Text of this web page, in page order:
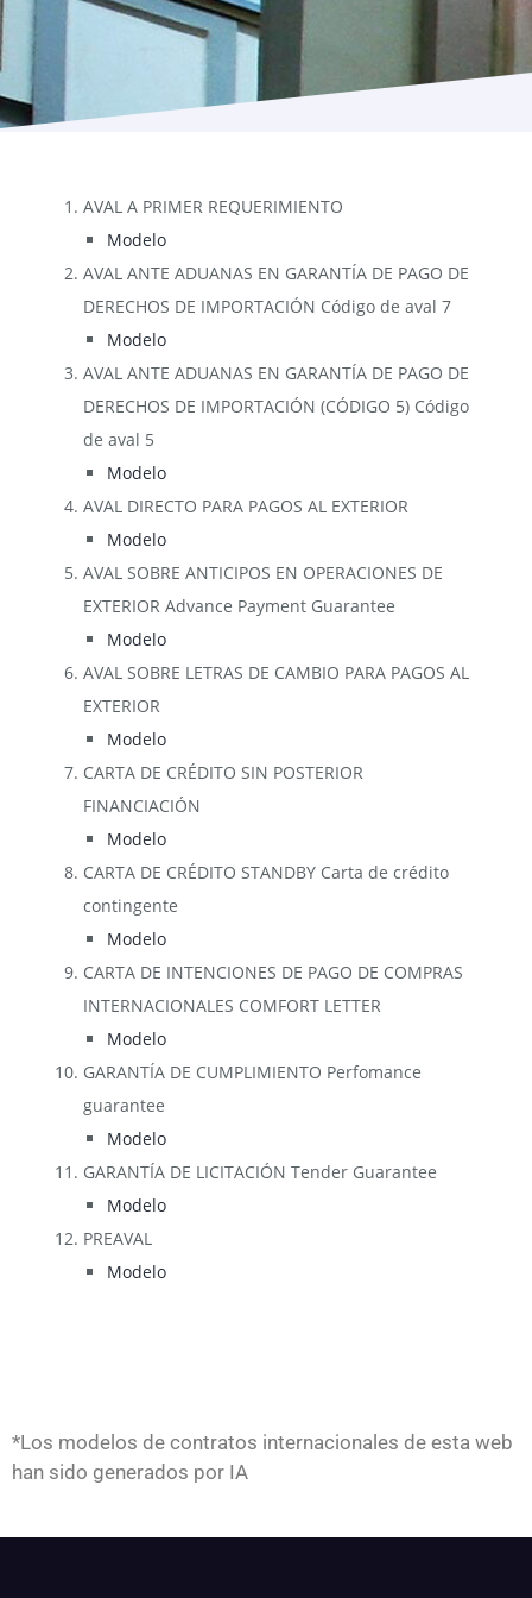
AVAL A PRIMER REQUERIMIENTO
Modelo
AVAL ANTE ADUANAS EN GARANTÍA DE PAGO DE
DERECHOS DE IMPORTACIÓN Código de aval 7
Modelo
AVAL ANTE ADUANAS EN GARANTÍA DE PAGO DE
DERECHOS DE IMPORTACIÓN (CÓDIGO 5) Código
de aval 5
Modelo
AVAL DIRECTO PARA PAGOS AL EXTERIOR
Modelo
AVAL SOBRE ANTICIPOS EN OPERACIONES DE
EXTERIOR Advance Payment Guarantee
Modelo
AVAL SOBRE LETRAS DE CAMBIO PARA PAGOS AL
EXTERIOR
Modelo
CARTA DE CRÉDITO SIN POSTERIOR
FINANCIACIÓN
Modelo
CARTA DE CRÉDITO STANDBY Carta de crédito
contingente
Modelo
CARTA DE INTENCIONES DE PAGO DE COMPRAS
INTERNACIONALES COMFORT LETTER
Modelo
GARANTÍA DE CUMPLIMIENTO Perfomance
guarantee
Modelo
GARANTÍA DE LICITACIÓN Tender Guarantee
Modelo
PREAVAL
Modelo
*Los modelos de contratos internacionales de esta web
han sido generados por IA